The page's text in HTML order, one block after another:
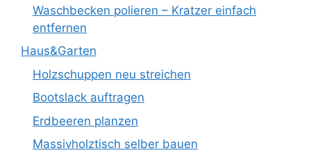
Waschbecken polieren – Kratzer einfach
entfernen
Haus&Garten
Holzschuppen neu streichen
Bootslack auftragen
Erdbeeren planzen
Massivholztisch selber bauen